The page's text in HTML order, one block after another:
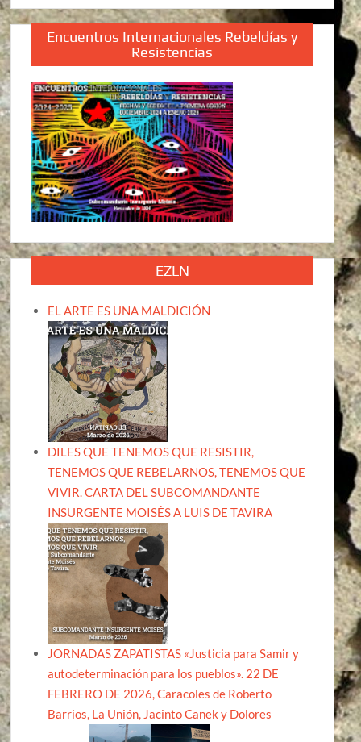
Encuentros Internacionales Rebeldías y
Resistencias
EZLN
EL ARTE ES UNA MALDICIÓN
DILES QUE TENEMOS QUE RESISTIR,
TENEMOS QUE REBELARNOS, TENEMOS QUE
VIVIR. CARTA DEL SUBCOMANDANTE
INSURGENTE MOISÉS A LUIS DE TAVIRA
JORNADAS ZAPATISTAS «Justicia para Samir y
autodeterminación para los pueblos». 22 DE
FEBRERO DE 2026, Caracoles de Roberto
Barrios, La Unión, Jacinto Canek y Dolores